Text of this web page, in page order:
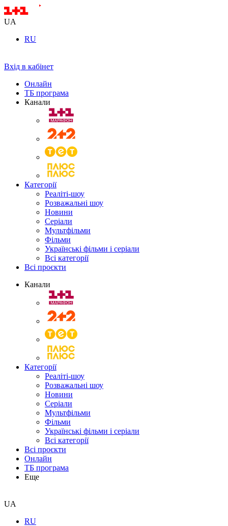
UA
RU
Вхід в кабінет
Онлайн
ТБ програма
Канали
Категорії
Реаліті-шоу
Розважальні шоу
Новини
Серіали
Мультфільми
Фільми
Українські фільми і серіали
Всі категорії
Всі проєкти
Канали
Категорії
Реаліті-шоу
Розважальні шоу
Новини
Серіали
Мультфільми
Фільми
Українські фільми і серіали
Всі категорії
Всі проєкти
Онлайн
ТБ програма
Еще
UA
RU